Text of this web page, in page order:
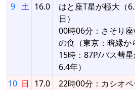
9 土 16.0
はと座T星が極大（
日）
00時06分：さそり座
の食（東京：暗縁か
15時：87P/バス彗
6.4年）
10 日 17.0
22時00分：カシオ